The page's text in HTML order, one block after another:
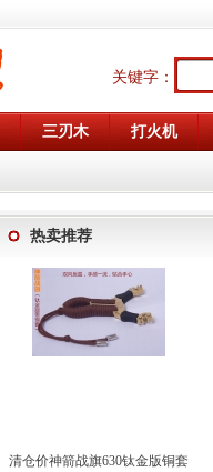
关键字：
三刃木 打火机
热卖推荐
清仓价神箭战旗630钛金版铜套